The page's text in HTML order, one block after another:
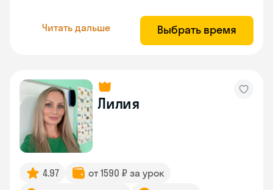
Читать дальше Выбрать время
Лилия
4.97
от 1590 ₽ за урок